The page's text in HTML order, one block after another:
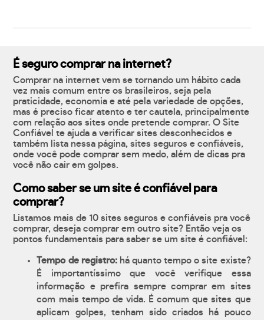
É seguro comprar na internet?
Comprar na internet vem se tornando um hábito cada
vez mais comum entre os brasileiros, seja pela
praticidade, economia e até pela variedade de opções,
mas é preciso ficar atento e ter cautela, principalmente
com relação aos sites onde pretende comprar. O Site
Confiável te ajuda a verificar sites desconhecidos e
também lista nessa página, sites seguros e confiáveis,
onde você pode comprar sem medo, além de dicas pra
você não cair em golpes.
Como saber se um site é confiável para
comprar?
Listamos mais de 10 sites seguros e confiáveis pra você
comprar, deseja comprar em outro site? Então veja os
pontos fundamentais para saber se um site é confiável:
Tempo de registro:há quanto tempo o site existe?
É importantíssimo que você verifique essa
informação e prefira sempre comprar em sites
com mais tempo de vida. É comum que sites que
aplicam golpes, tenham sido criados há pouco